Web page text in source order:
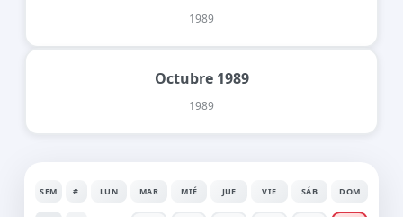
1989
Octubre 1989
1989
SEM # LUN MAR MIÉ JUE VIE SÁB DOM